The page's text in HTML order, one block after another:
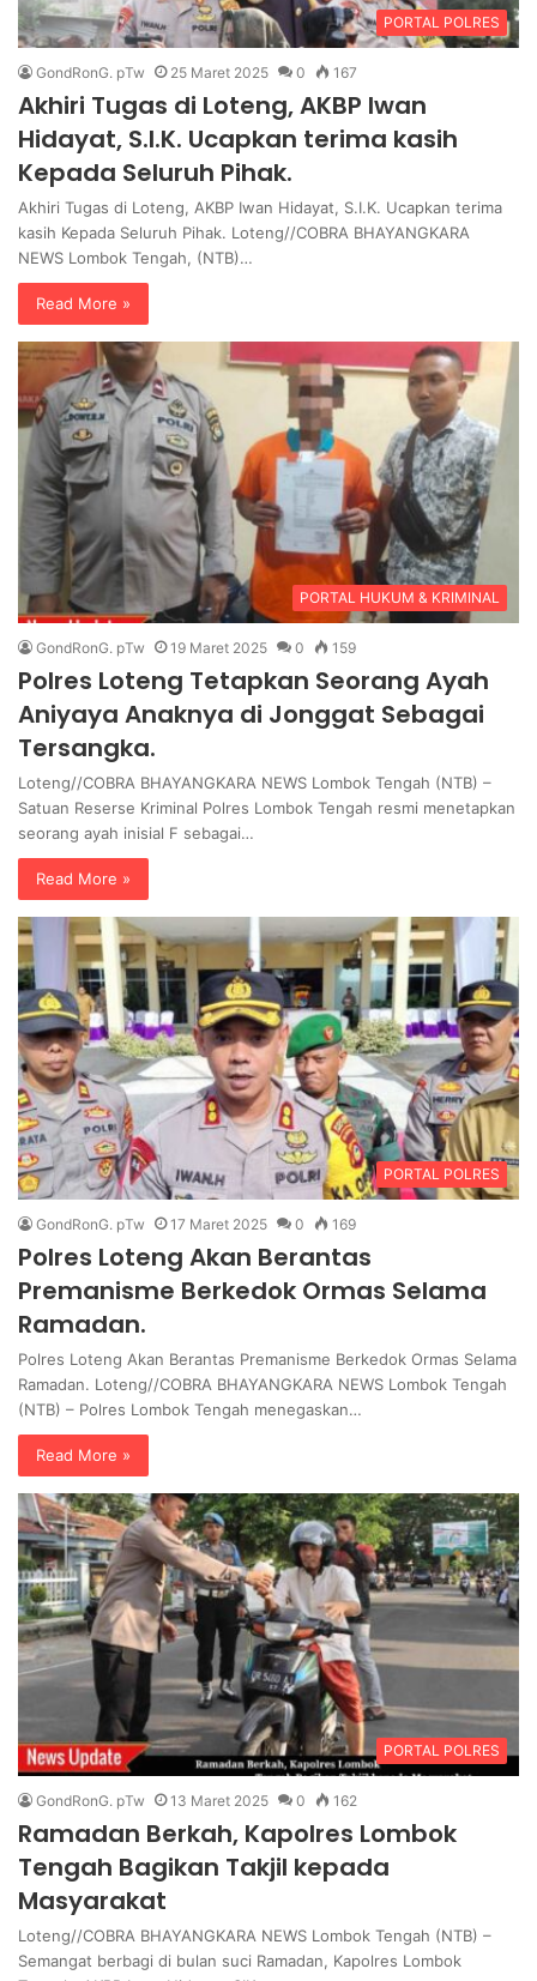
PORTAL POLRES
GondRonG. pTw 25 Maret 2025 0 167
Akhiri Tugas di Loteng, AKBP Iwan
Hidayat, S.I.K. Ucapkan terima kasih
Kepada Seluruh Pihak.
Akhiri Tugas di Loteng, AKBP Iwan Hidayat, S.I.K. Ucapkan terima
kasih Kepada Seluruh Pihak. Loteng//COBRA BHAYANGKARA
NEWS Lombok Tengah, (NTB)…
Read More »
PORTAL HUKUM & KRIMINAL
GondRonG. pTw 19 Maret 2025 0 159
Polres Loteng Tetapkan Seorang Ayah
Aniyaya Anaknya di Jonggat Sebagai
Tersangka.
Loteng//COBRA BHAYANGKARA NEWS Lombok Tengah (NTB) –
Satuan Reserse Kriminal Polres Lombok Tengah resmi menetapkan
seorang ayah inisial F sebagai…
Read More »
PORTAL POLRES
GondRonG. pTw 17 Maret 2025 0 169
Polres Loteng Akan Berantas
Premanisme Berkedok Ormas Selama
Ramadan.
Polres Loteng Akan Berantas Premanisme Berkedok Ormas Selama
Ramadan. Loteng//COBRA BHAYANGKARA NEWS Lombok Tengah
(NTB) – Polres Lombok Tengah menegaskan…
Read More »
PORTAL POLRES
GondRonG. pTw 13 Maret 2025 0 162
Ramadan Berkah, Kapolres Lombok
Tengah Bagikan Takjil kepada
Masyarakat
Loteng//COBRA BHAYANGKARA NEWS Lombok Tengah (NTB) –
Semangat berbagi di bulan suci Ramadan, Kapolres Lombok